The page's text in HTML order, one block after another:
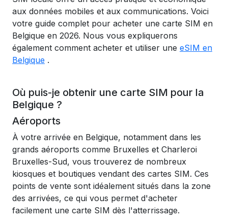
aux données mobiles et aux communications. Voici
votre guide complet pour acheter une carte SIM en
Belgique en 2026. Nous vous expliquerons
également comment acheter et utiliser une eSIM en
Belgique .
Où puis-je obtenir une carte SIM pour la
Belgique ?
Aéroports
À votre arrivée en Belgique, notamment dans les
grands aéroports comme Bruxelles et Charleroi
Bruxelles-Sud, vous trouverez de nombreux
kiosques et boutiques vendant des cartes SIM. Ces
points de vente sont idéalement situés dans la zone
des arrivées, ce qui vous permet d'acheter
facilement une carte SIM dès l'atterrissage.